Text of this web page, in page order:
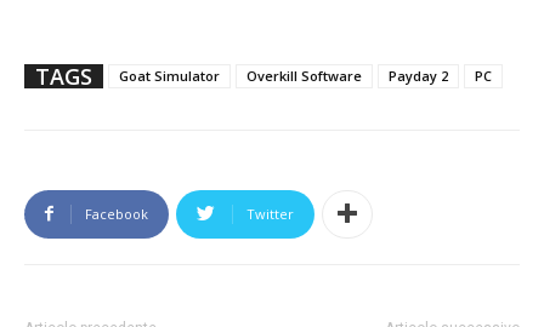
TAGS Goat Simulator Overkill Software Payday 2 PC
Facebook Twitter